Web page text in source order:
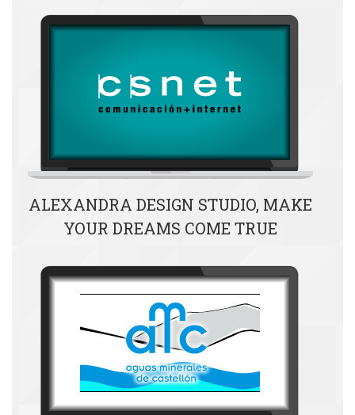
ALEXANDRA DESIGN STUDIO, MAKE
YOUR DREAMS COME TRUE